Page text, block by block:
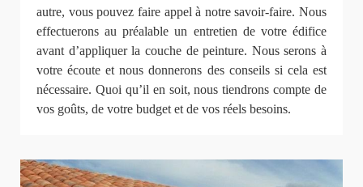
autre, vous pouvez faire appel à notre savoir-faire. Nous
effectuerons au préalable un entretien de votre édifice
avant d’appliquer la couche de peinture. Nous serons à
votre écoute et nous donnerons des conseils si cela est
nécessaire. Quoi qu’il en soit, nous tiendrons compte de
vos goûts, de votre budget et de vos réels besoins.